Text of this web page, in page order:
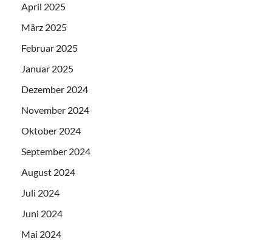
April 2025
März 2025
Februar 2025
Januar 2025
Dezember 2024
November 2024
Oktober 2024
September 2024
August 2024
Juli 2024
Juni 2024
Mai 2024